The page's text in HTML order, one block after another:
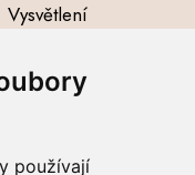
používají
Vysvětlení